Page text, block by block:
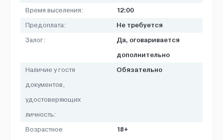
Время выселения: 12:00
Предоплата: Не требуется
Залог:
Да, оговаривается
дополнительно
Наличие у гостя
документов,
удостоверяющих
личность:
Обязательно
Возрастное
18+